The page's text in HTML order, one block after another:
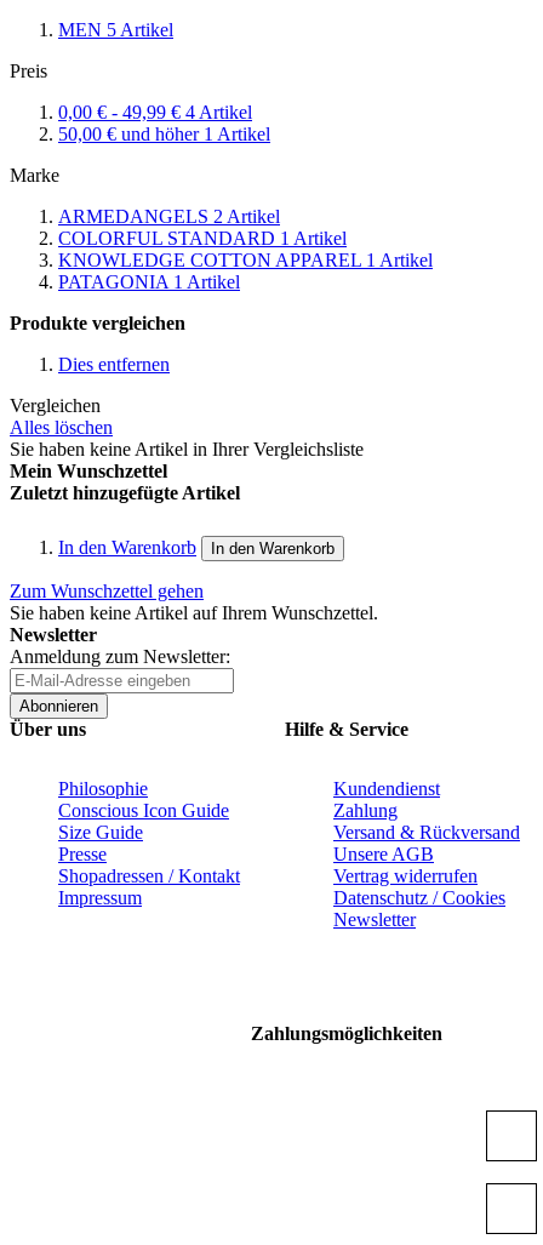
MEN 5 Artikel
Preis
0,00 € - 49,99 € 4 Artikel
50,00 € und höher 1 Artikel
Marke
ARMEDANGELS 2 Artikel
COLORFUL STANDARD 1 Artikel
KNOWLEDGE COTTON APPAREL 1 Artikel
PATAGONIA 1 Artikel
Produkte vergleichen
Dies entfernen
Vergleichen
Alles löschen
Sie haben keine Artikel in Ihrer Vergleichsliste
Mein Wunschzettel
Zuletzt hinzugefügte Artikel
In den Warenkorb In den Warenkorb
Zum Wunschzettel gehen
Sie haben keine Artikel auf Ihrem Wunschzettel.
Newsletter
Anmeldung zum Newsletter:
Abonnieren
Über uns
Philosophie
Conscious Icon Guide
Size Guide
Presse
Shopadressen / Kontakt
Impressum
Hilfe & Service
Kundendienst
Zahlung
Versand & Rückversand
Unsere AGB
Vertrag widerrufen
Datenschutz / Cookies
Newsletter
Zahlungsmöglichkeiten